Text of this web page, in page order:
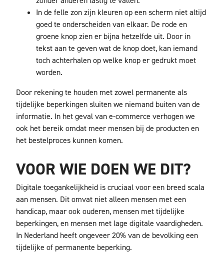
In de felle zon zijn kleuren op een scherm niet altijd
goed te onderscheiden van elkaar. De rode en
groene knop zien er bijna hetzelfde uit. Door in
tekst aan te geven wat de knop doet, kan iemand
toch achterhalen op welke knop er gedrukt moet
worden.
Door rekening te houden met zowel permanente als
tijdelijke beperkingen sluiten we niemand buiten van de
informatie. In het geval van e-commerce verhogen we
ook het bereik omdat meer mensen bij de producten en
het bestelproces kunnen komen.
VOOR WIE DOEN WE DIT?
Digitale toegankelijkheid is cruciaal voor een breed scala
aan mensen. Dit omvat niet alleen mensen met een
handicap, maar ook ouderen, mensen met tijdelijke
beperkingen, en mensen met lage digitale vaardigheden.
In Nederland heeft ongeveer 20% van de bevolking een
tijdelijke of permanente beperking.